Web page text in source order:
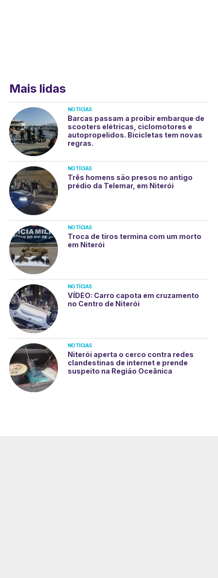
Mais lidas
NOTÍCIAS
Barcas passam a proibir embarque de
scooters elétricas, ciclomotores e
autopropelidos. Bicicletas tem novas
regras.
NOTÍCIAS
Três homens são presos no antigo
prédio da Telemar, em Niterói
NOTÍCIAS
Troca de tiros termina com um morto
em Niterói
NOTÍCIAS
VÍDEO: Carro capota em cruzamento
no Centro de Niterói
NOTÍCIAS
Niterói aperta o cerco contra redes
clandestinas de internet e prende
suspeito na Região Oceânica